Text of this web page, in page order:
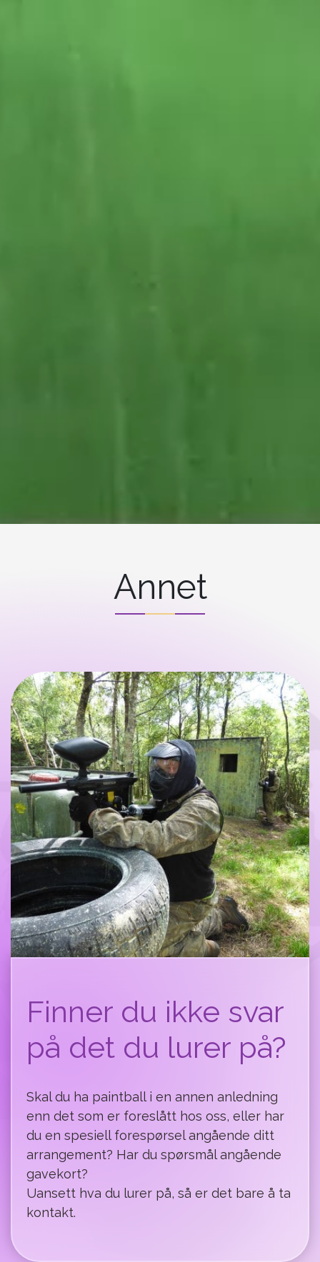
Annet
Finner du ikke svar
på det du lurer på?
Skal du ha paintball i en annen anledning
enn det som er foreslått hos oss, eller har
du en spesiell forespørsel angående ditt
arrangement? Har du spørsmål angående
gavekort?
Uansett hva du lurer på, så er det bare å ta
kontakt.